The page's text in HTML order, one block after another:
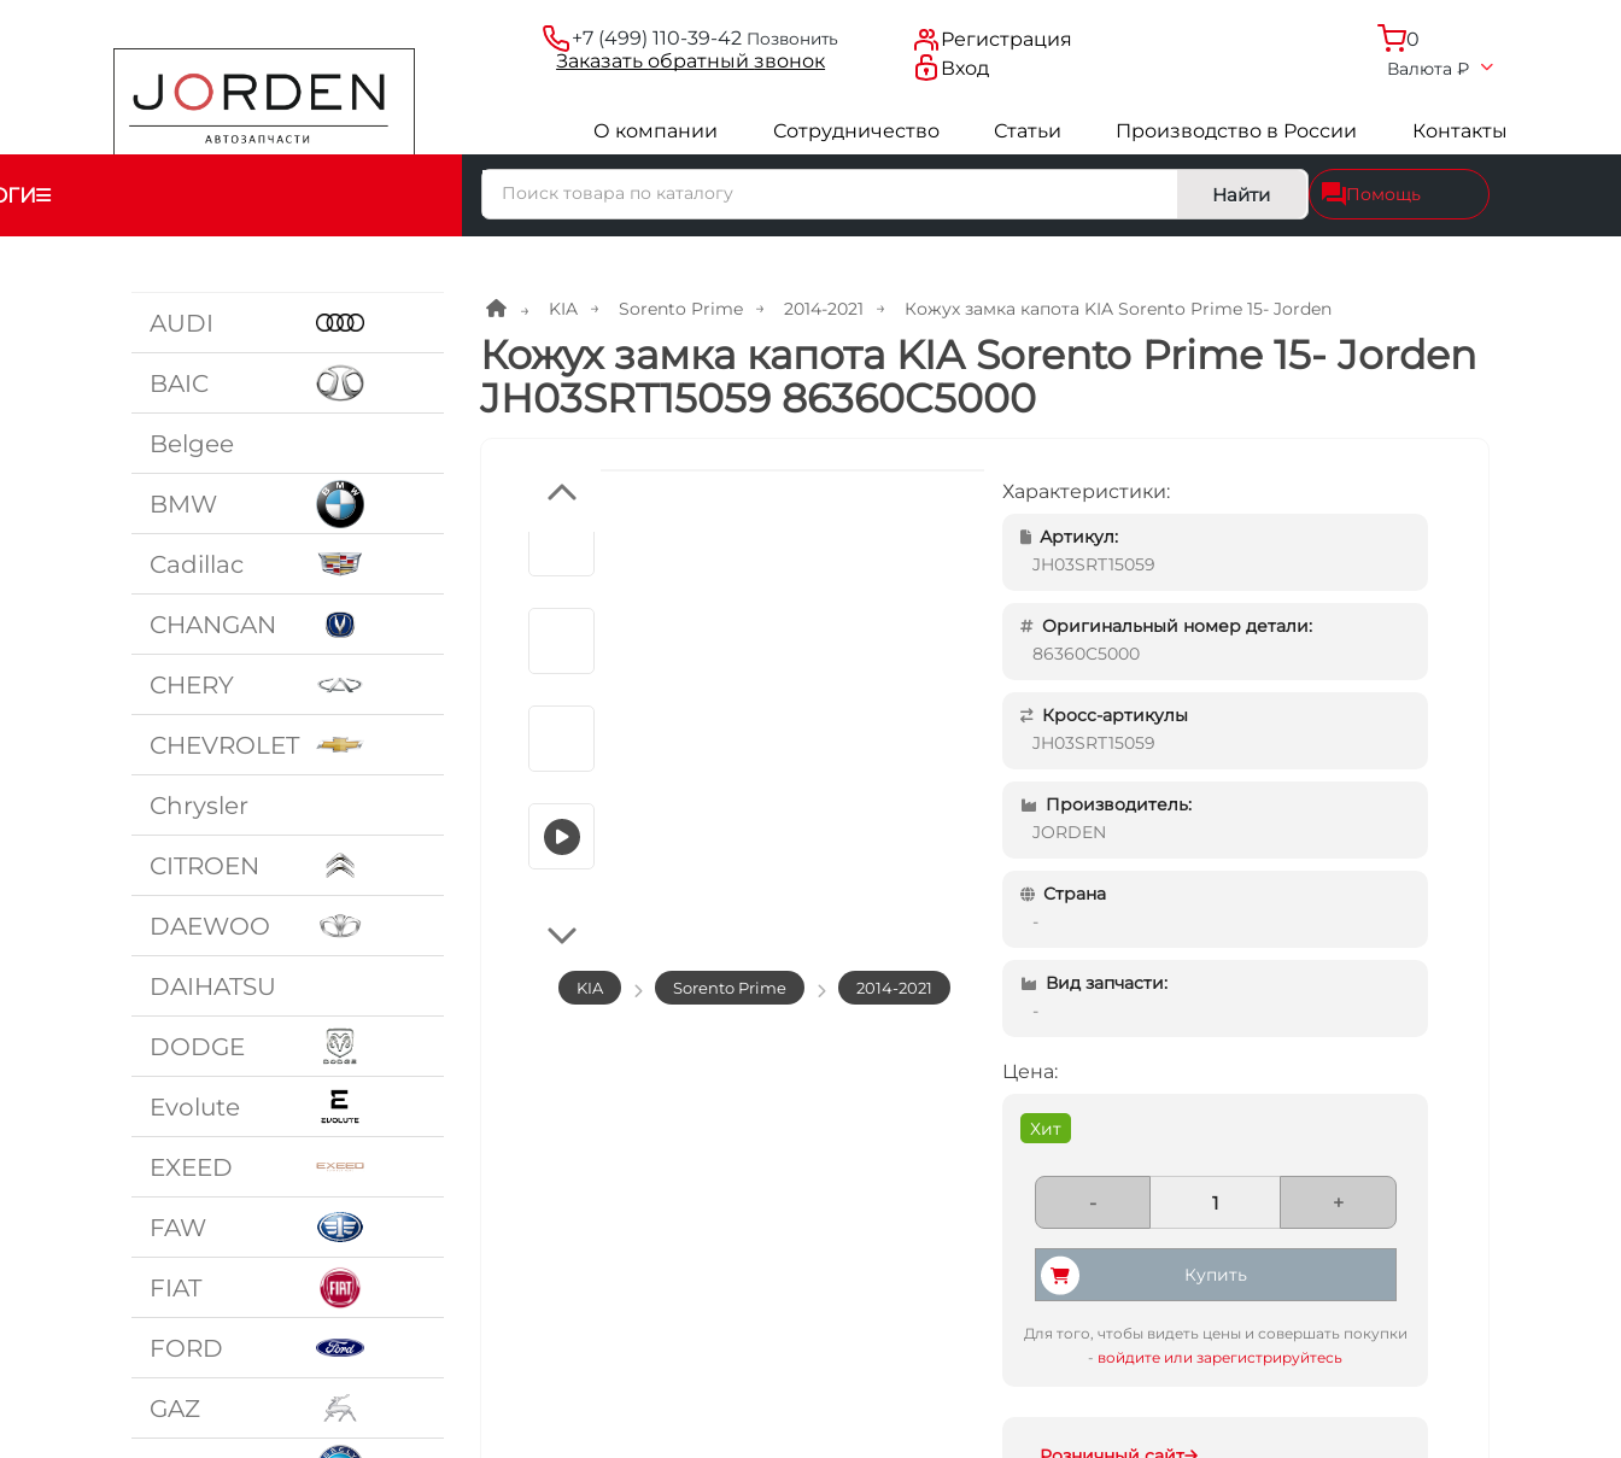
+7 (499) 110-39-42 Позвонить
Заказатьобратныйзвонок
Регистрация
Вход
0
Валюта ₽
О компании Сотрудничество Статьи Производство в России Контакты
Найти Помощь
AUDI
BAIC
Belgee
BMW
Cadillac
CHANGAN
CHERY
CHEVROLET
Chrysler
CITROEN
DAEWOO
DAIHATSU
DODGE
Evolute
EXEED
FAW
FIAT
FORD
GAZ
KIA Sorento Prime 2014-2021 Кожух замка капота KIA Sorento Prime 15- Jorden
Кожух замка капота KIA Sorento Prime 15- Jorden
JH03SRT15059 86360C5000
KIA Sorento Prime 2014-2021
Характеристики:
Артикул:
JH03SRT15059
Оригинальный номер детали:
86360C5000
Кросс-артикулы
JH03SRT15059
Производитель:
JORDEN
Страна
-
Вид запчасти:
-
Цена:
Хит
- +
Купить
Для того, чтобы видеть цены и совершать покупки
- войдите или зарегистрируйтесь